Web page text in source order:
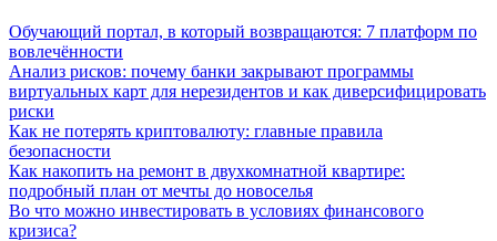
Обучающий портал, в который возвращаются: 7 платформ по
вовлечённости
Анализ рисков: почему банки закрывают программы
виртуальных карт для нерезидентов и как диверсифицировать
риски
Как не потерять криптовалюту: главные правила
безопасности
Как накопить на ремонт в двухкомнатной квартире:
подробный план от мечты до новоселья
Во что можно инвестировать в условиях финансового
кризиса?